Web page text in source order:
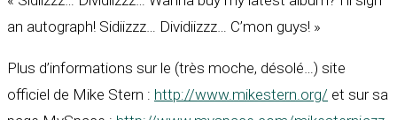
an autograph! Sidiizzz… Dividiizzz… C’mon guys! »
Plus d’informations sur le (très moche, désolé…) site
officiel de Mike Stern : http://www.mikestern.org/ et sur sa